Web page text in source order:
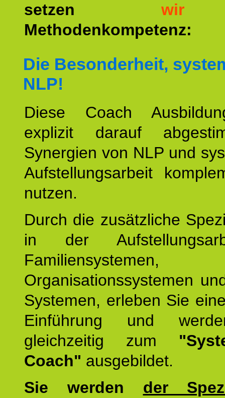
setzen wir
Methodenkompetenz:
Die Besonderheit,
NLP!
Diese Coach
explizit darauf
Synergien von NLP und
Aufstellungsarbeit
nutzen.
Durch die zusätzliche
in der
Familiensystemen,
Organisationssystemen
Systemen, erleben Sie
Einführung und
gleichzeitig zum
Coach" ausgebildet.
Sie werden der